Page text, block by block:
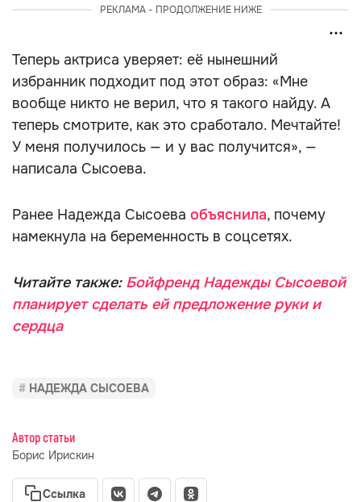
РЕКЛАМА - ПРОДОЛЖЕНИЕ НИЖЕ
Теперь актриса уверяет: её нынешний
избранник подходит под этот образ: «Мне
вообще никто не верил, что я такого найду. А
теперь смотрите, как это сработало. Мечтайте!
У меня получилось — и у вас получится», —
написала Сысоева.
Ранее Надежда Сысоева объяснила, почему
намекнула на беременность в соцсетях.
Читайте также: Бойфренд Надежды Сысоевой
планирует сделать ей предложение руки и
сердца
НАДЕЖДА СЫСОЕВА
Автор статьи
Борис Ирискин
Ссылка